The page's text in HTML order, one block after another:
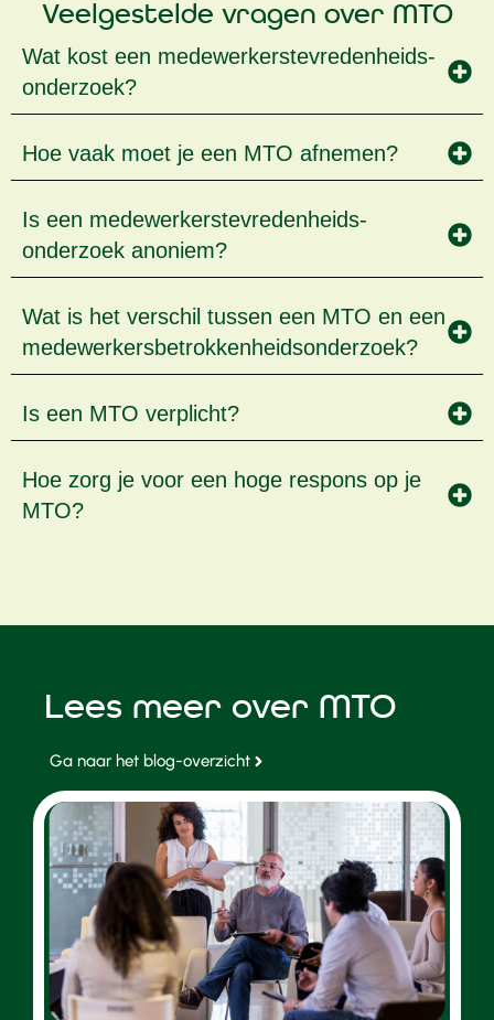
Veelgestelde vragen over MTO
Wat kost een medewerkers­tevredenheids­
onderzoek?
Hoe vaak moet je een MTO afnemen?
Is een medewerkers­tevredenheids­
onderzoek anoniem?
Wat is het verschil tussen een MTO en een
medewerkers­betrokkenheids­onderzoek?
Is een MTO verplicht?
Hoe zorg je voor een hoge respons op je
MTO?
Lees meer over MTO
Ga naar het blog-overzicht